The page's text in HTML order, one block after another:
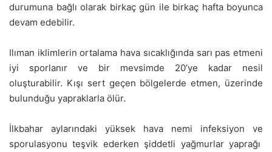
durumuna bağlı olarak birkaç gün ile birkaç hafta boyunca
devam edebilir.
Ilıman iklimlerin ortalama hava sıcaklığında sarı pas etmeni
iyi sporlanır ve bir mevsimde 20’ye kadar nesil
oluşturabilir. Kışı sert geçen bölgelerde etmen, üzerinde
bulunduğu yapraklarla ölür.
İlkbahar aylarındaki yüksek hava nemi infeksiyon ve
sporulasyonu teşvik ederken şiddetli yağmurlar yaprağı